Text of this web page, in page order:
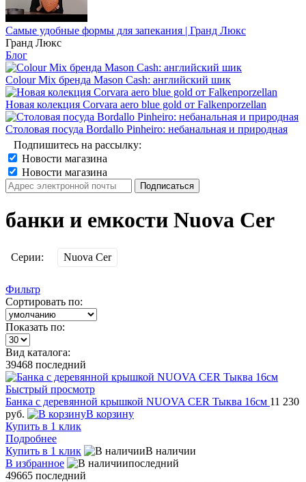
Самые удобные формы для запекания | Гранд Люкс
Гранд Люкс
Блог
Colour Mix бренда Mason Cash: английский шик
Новая колекция Corvara aero blue gold от Falkenporzellan
Столовая посуда Bordallo Pinheiro: небанальная и природная
Подпишитесь на рассылку:
Новости магазина
Новости магазина
банки и емкости Nuova Cer
Серии: Nuova Cer
Фильтр
Сортировать по:
Показать по:
Вид каталога:
39468 последний
Быстрый просмотр
Банка с деревянной крышкой NUOVA CER Тыква 16см 11 230
руб.
В корзину
Купить в 1 клик
Подробнее
Купить в 1 клик
В наличии
В избранное
последний
49665 последний